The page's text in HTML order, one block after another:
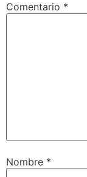
Comentario *
Nombre *